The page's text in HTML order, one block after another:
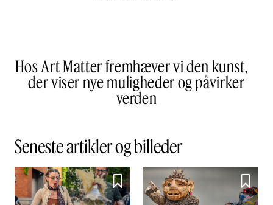
Hos Art Matter fremhæver vi den kunst,
der viser nye muligheder og påvirker
verden
Seneste artikler og billeder
 